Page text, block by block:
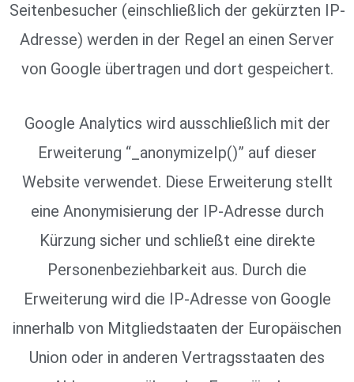
Seitenbesucher (einschließlich der gekürzten IP-
Adresse) werden in der Regel an einen Server
von Google übertragen und dort gespeichert.
Google Analytics wird ausschließlich mit der
Erweiterung “_anonymizeIp()” auf dieser
Website verwendet. Diese Erweiterung stellt
eine Anonymisierung der IP-Adresse durch
Kürzung sicher und schließt eine direkte
Personenbeziehbarkeit aus. Durch die
Erweiterung wird die IP-Adresse von Google
innerhalb von Mitgliedstaaten der Europäischen
Union oder in anderen Vertragsstaaten des